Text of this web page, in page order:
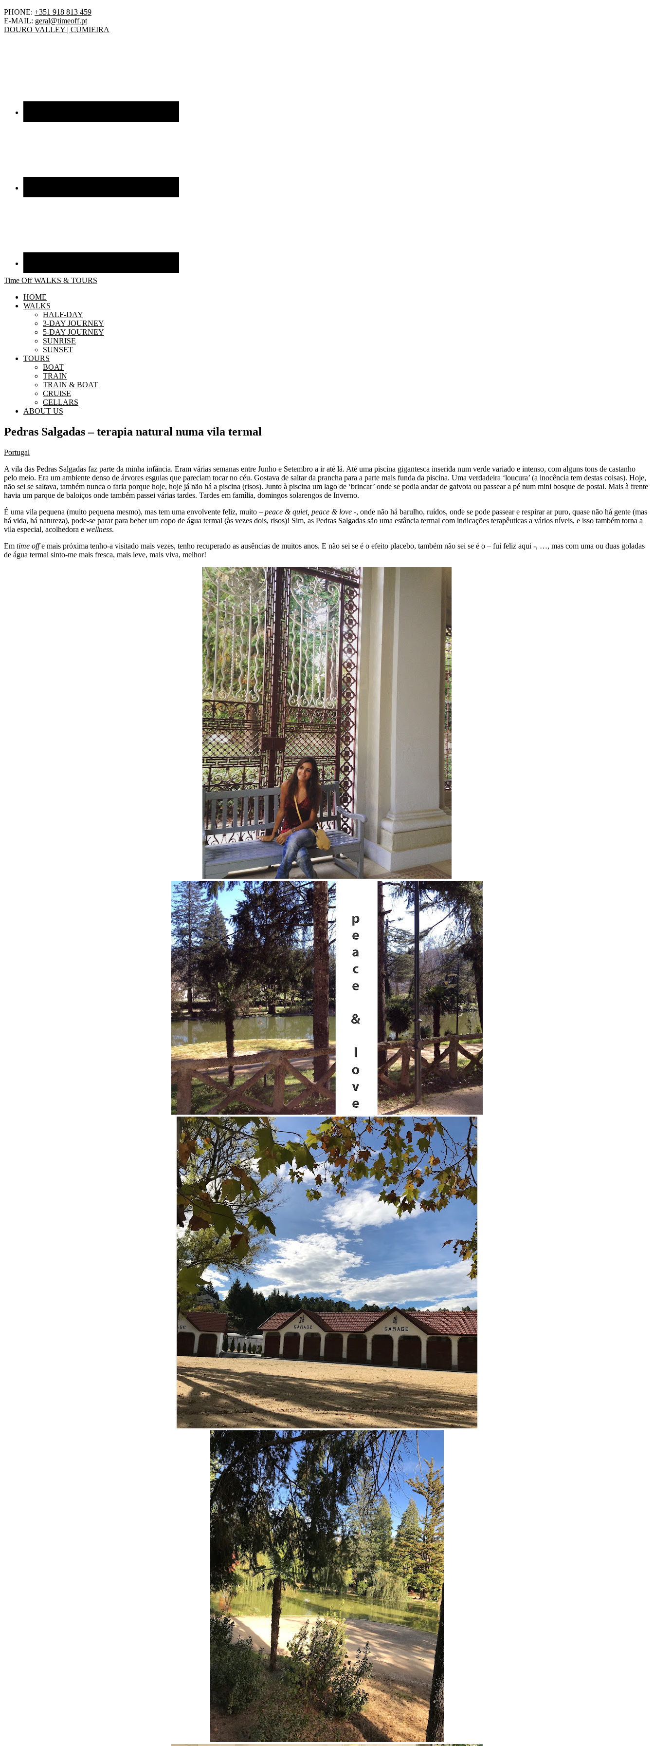
PHONE: +351 918 813 459
E-MAIL: geral@timeoff.pt
DOURO VALLEY | CUMIEIRA
Time Off WALKS & TOURS
HOME
WALKS
HALF-DAY
3-DAY JOURNEY
5-DAY JOURNEY
SUNRISE
SUNSET
TOURS
BOAT
TRAIN
TRAIN & BOAT
CRUISE
CELLARS
ABOUT US
Pedras Salgadas – terapia natural numa vila termal
Portugal
A vila das Pedras Salgadas faz parte da minha infância. Eram várias semanas entre Junho e Setembro a ir até lá. Até uma piscina gigantesca inserida num verde variado e intenso, com alguns tons de castanho
pelo meio. Era um ambiente denso de árvores esguias que pareciam tocar no céu. Gostava de saltar da prancha para a parte mais funda da piscina. Uma verdadeira ‘loucura’ (a inocência tem destas coisas). Hoje,
não sei se saltava, também nunca o faria porque hoje, hoje já não há a piscina (risos). Junto à piscina um lago de ‘brincar’ onde se podia andar de gaivota ou passear a pé num mini bosque de postal. Mais à frente
havia um parque de baloiços onde também passei várias tardes. Tardes em família, domingos solarengos de Inverno.
É uma vila pequena (muito pequena mesmo), mas tem uma envolvente feliz, muito – peace & quiet, peace & love -, onde não há barulho, ruídos, onde se pode passear e respirar ar puro, quase não há gente (mas
há vida, há natureza), pode-se parar para beber um copo de água termal (às vezes dois, risos)! Sim, as Pedras Salgadas são uma estância termal com indicações terapêuticas a vários níveis, e isso também torna a
vila especial, acolhedora e wellness.
Em time offe mais próxima tenho-a visitado mais vezes, tenho recuperado as ausências de muitos anos. E não sei se é o efeito placebo, também não sei se é o – fui feliz aqui -, …, mas com uma ou duas goladas
de água termal sinto-me mais fresca, mais leve, mais viva, melhor!